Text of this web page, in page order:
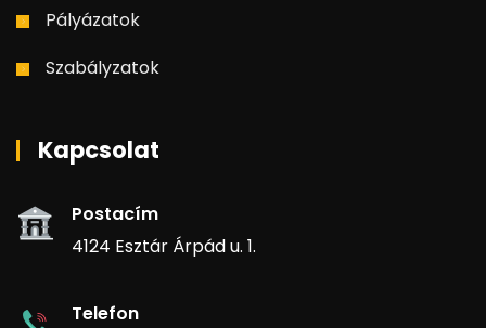
Pályázatok
Szabályzatok
Kapcsolat
Postacím
4124 Esztár Árpád u. 1.
Telefon